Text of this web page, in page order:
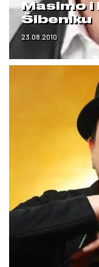
Masimo i
Šibeniku
23.08.2010